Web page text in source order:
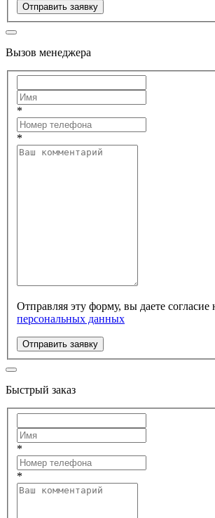
Отправить заявку
Вызов менеджера
*
*
Отправляя эту форму, вы даете согласие
персональных данных
Отправить заявку
Быстрый заказ
*
*